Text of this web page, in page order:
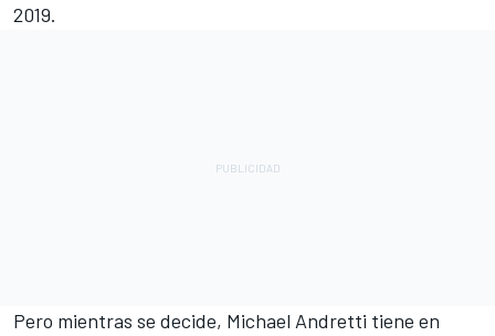
2019.
Pero mientras se decide, Michael Andretti tiene en